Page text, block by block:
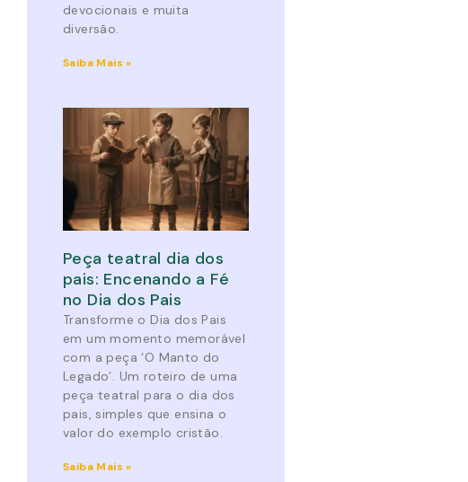
devocionais e muita
diversão.
Saiba Mais »
Peça teatral dia dos
pais: Encenando a Fé
no Dia dos Pais
Transforme o Dia dos Pais
em um momento memorável
com a peça ‘O Manto do
Legado’. Um roteiro de uma
peça teatral para o dia dos
pais, simples que ensina o
valor do exemplo cristão.
Saiba Mais »